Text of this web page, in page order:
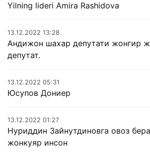
Yilning lideri Amira Rashidova
13.12.2022 13:28
Андижон шахар депутати жонгир
депутат.
13.12.2022 05:31
Юсупов Дониер
13.12.2022 01:27
Нуриддин Зайнутдиновга овоз
жонкуяр инсон